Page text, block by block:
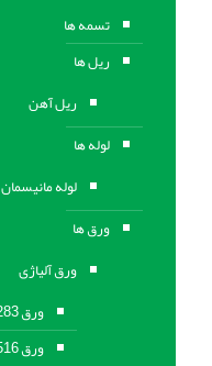
تسمه ها
ریل ها
ریل آهن
لوله ها
لوله مانیسمان
ورق ها
ورق آلیاژی
ورق A283
ورق A516